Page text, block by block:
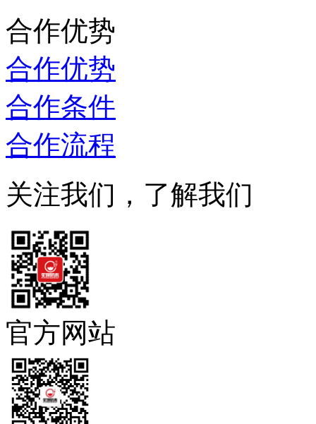
合作优势
合作优势
合作条件
合作流程
关注我们，了解我们
官方网站